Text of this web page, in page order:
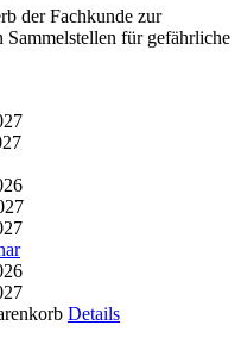
der Fachkunde zur
für gefährliche
Details